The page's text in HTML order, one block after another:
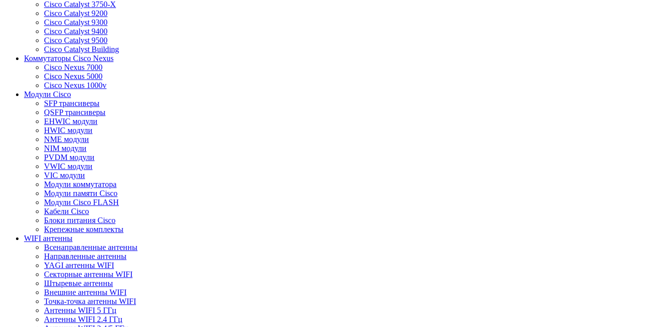
Cisco Catalyst 3750-X
Cisco Catalyst 9200
Cisco Catalyst 9300
Cisco Catalyst 9400
Cisco Catalyst 9500
Cisco Catalyst Building
Коммутаторы Cisco Nexus
Cisco Nexus 7000
Cisco Nexus 5000
Cisco Nexus 1000v
Модули Cisco
SFP трансиверы
QSFP трансиверы
EHWIC модули
HWIC модули
NME модули
NIM модули
PVDM модули
VWIC модули
VIC модули
Модули коммутатора
Модули памяти Cisco
Модули Cisco FLASH
Кабели Cisco
Блоки питания Cisco
Крепежные комплекты
WIFI антенны
Всенаправленные антенны
Направленные антенны
YAGI антенны WIFI
Секторные антенны WIFI
Штыревые антенны
Внешние антенны WIFI
Точка-точка антенны WIFI
Антенны WIFI 5 ГГц
Антенны WIFI 2.4 ГГц